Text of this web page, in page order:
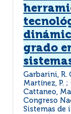
grado
Garbarini, R.
Martínez, P.
Cattaneo,
Congreso
Sistemas de